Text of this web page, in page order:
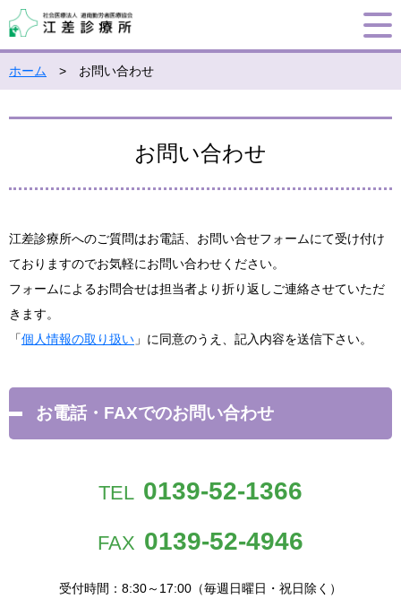
ホーム > お問い合わせ
お問い合わせ
江差診療所へのご質問はお電話、お問い合せフォームにて受け付け
ておりますのでお気軽にお問い合わせください。
フォームによるお問合せは担当者より折り返しご連絡させていただ
きます。
「個人情報の取り扱い 」に同意のうえ、記入内容を送信下さい。
お電話・FAXでのお問い合わせ
TEL 0139-52-1366
FAX 0139-52-4946
受付時間：8:30～17:00（毎週日曜日・祝日除く）